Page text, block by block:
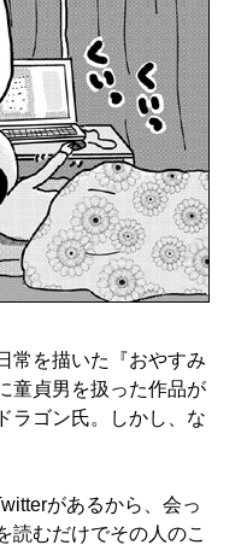
常を描いた『おやすみ
童貞男を扱った作品が
ラゴン氏。しかし、な
があるから、会っ
読むだけでその人のこ